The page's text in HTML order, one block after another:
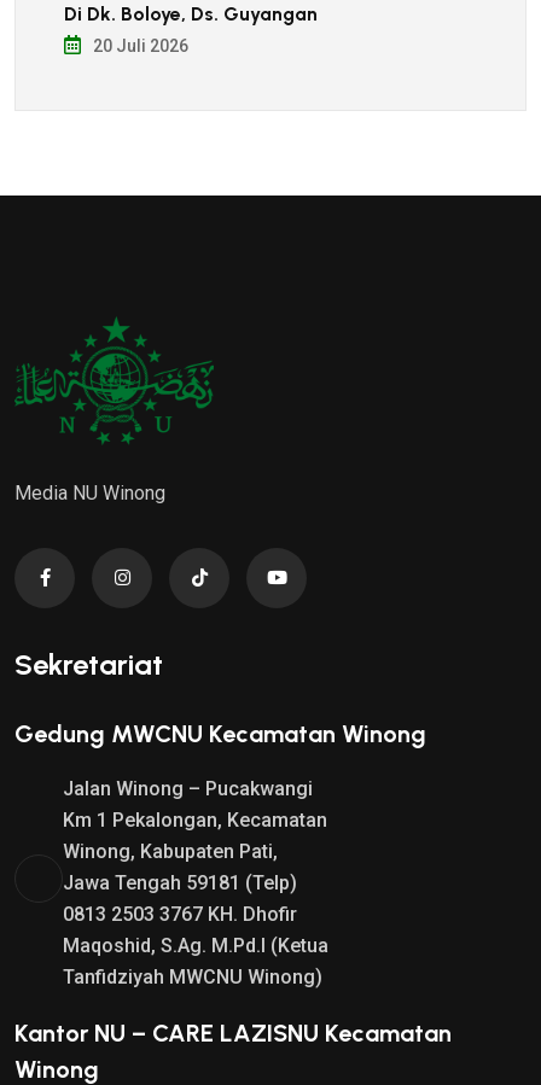
Di Dk. Boloye, Ds. Guyangan
20 Juli 2026
Media NU Winong
Sekretariat
Gedung MWCNU Kecamatan Winong
Jalan Winong – Pucakwangi
Km 1 Pekalongan, Kecamatan
Winong, Kabupaten Pati,
Jawa Tengah 59181 (Telp)
0813 2503 3767 KH. Dhofir
Maqoshid, S.Ag. M.Pd.I (Ketua
Tanfidziyah MWCNU Winong)
Kantor NU – CARE LAZISNU Kecamatan
Winong